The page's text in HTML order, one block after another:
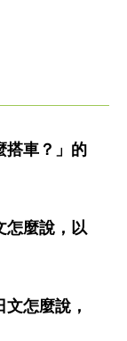
搭車？」的
怎麼說，以
怎麼說，